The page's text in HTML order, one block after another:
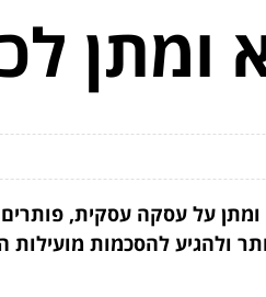
ומתן
על עסקה עסקית, פותרים
ולהגיע להסכמות מועילות